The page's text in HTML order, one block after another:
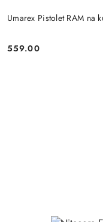
Umarex Pistolet RAM na
Cena:
559.00